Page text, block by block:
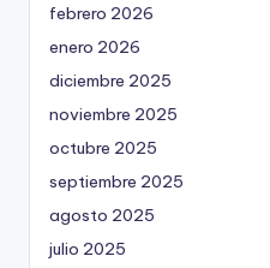
febrero 2026
enero 2026
diciembre 2025
noviembre 2025
octubre 2025
septiembre 2025
agosto 2025
julio 2025